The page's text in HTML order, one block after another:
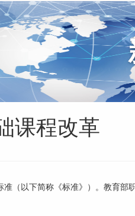
课程改革
（以下简称《标准》）。教育部